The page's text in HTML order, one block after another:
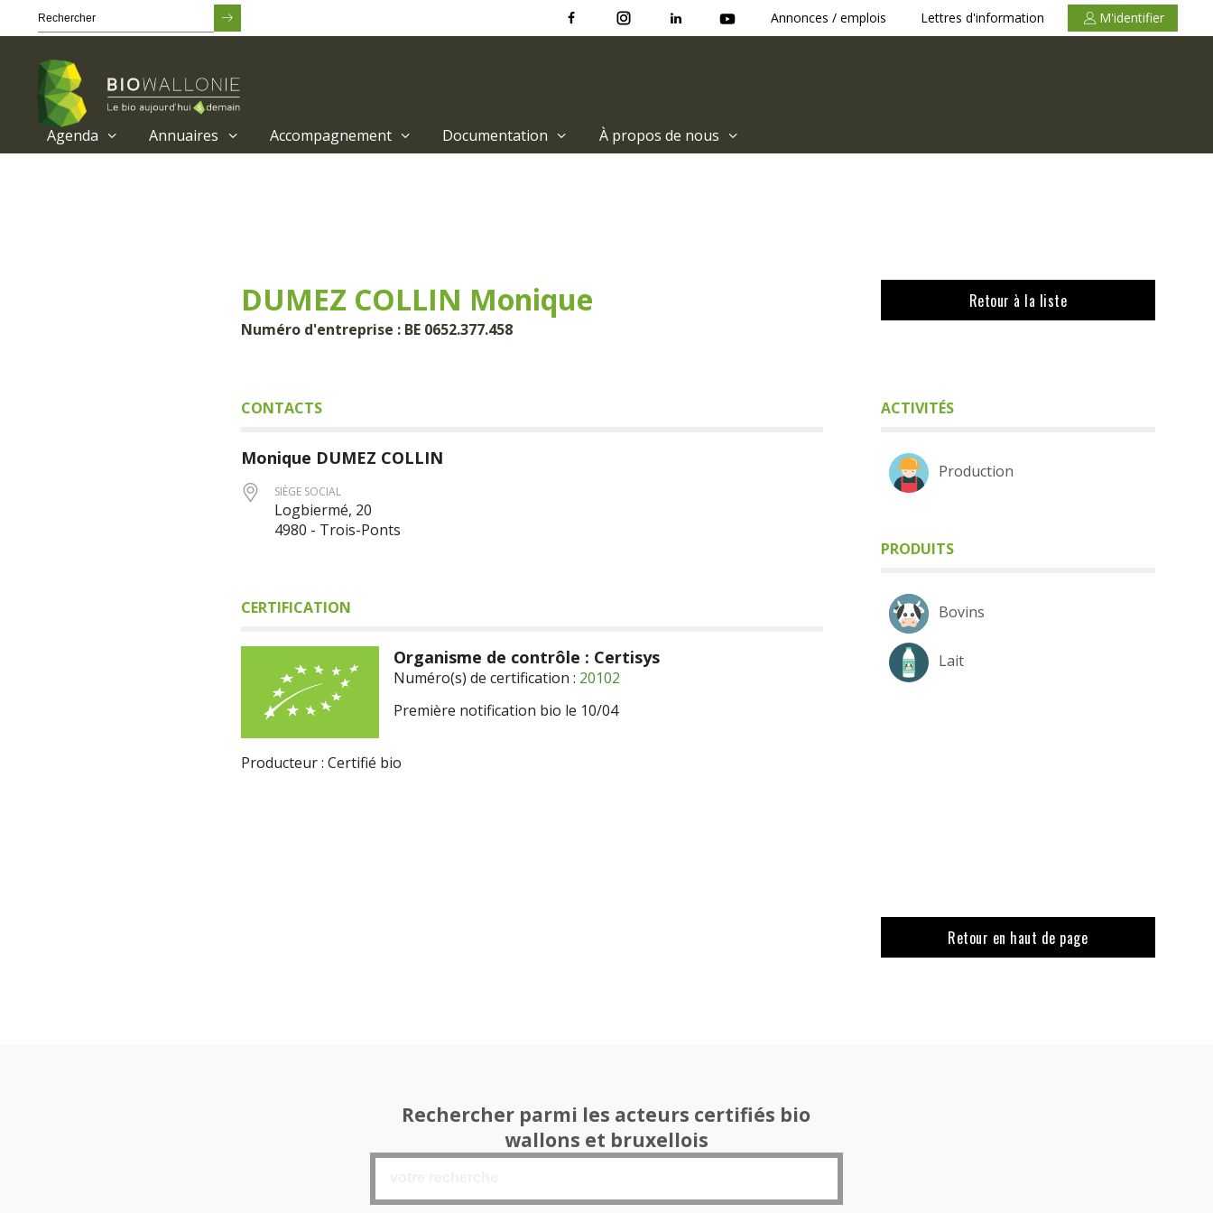
Annonces / emplois Lettres d'information M'identifier
Agenda Annuaires Accompagnement Documentation À propos de nous
DUMEZ COLLIN Monique
Numéro d'entreprise : BE 0652.377.458
CONTACTS
Monique DUMEZ COLLIN
SIÈGE SOCIAL
Logbiermé, 20
4980 - Trois-Ponts
CERTIFICATION
Organisme de contrôle : Certisys
Numéro(s) de certification : 20102
Première notification bio le 10/04
Producteur : Certifié bio
Retour à la liste
ACTIVITÉS
Production
PRODUITS
Bovins
Lait
Retour en haut de page
Rechercher parmi les acteurs certifiés bio
wallons et bruxellois